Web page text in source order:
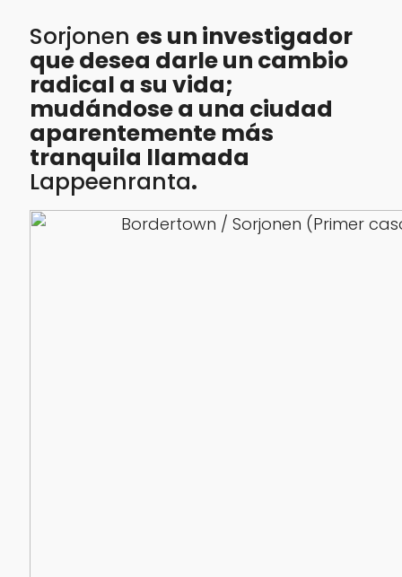
Sorjonen es un investigador
que desea darle un cambio
radical a su vida;
mudándose a una ciudad
aparentemente más
tranquila llamada
Lappeenranta.